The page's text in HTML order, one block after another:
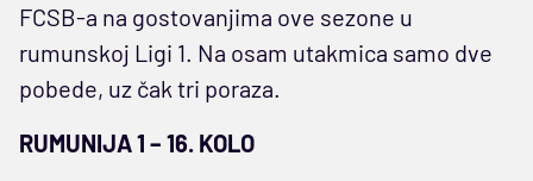
FCSB-a na gostovanjima ove sezone u
rumunskoj Ligi 1. Na osam utakmica samo dve
pobede, uz čak tri poraza.
RUMUNIJA 1 – 16. KOLO